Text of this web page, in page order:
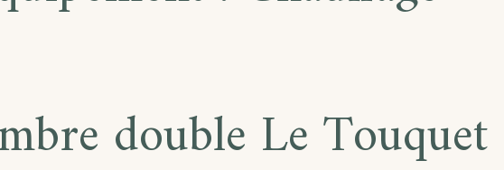
double Le Touquet